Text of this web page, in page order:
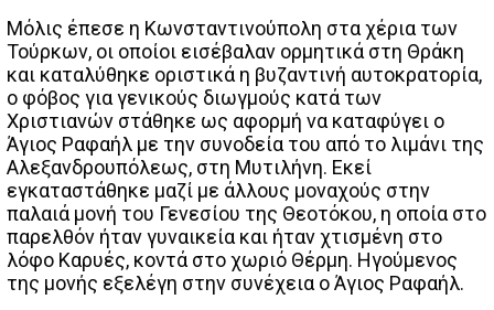
Μόλις έπεσε η Κωνσταντινούπολη στα χέρια των
Τούρκων, οι οποίοι εισέβαλαν ορμητικά στη Θράκη
και καταλύθηκε οριστικά η βυζαντινή αυτοκρατορία,
ο φόβος για γενικούς διωγμούς κατά των
Χριστιανών στάθηκε ως αφορμή να καταφύγει ο
Άγιος Ραφαήλ με την συνοδεία του από το λιμάνι της
Αλεξανδρουπόλεως, στη Μυτιλήνη. Εκεί
εγκαταστάθηκε μαζί με άλλους μοναχούς στην
παλαιά μονή του Γενεσίου της Θεοτόκου, η οποία στο
παρελθόν ήταν γυναικεία και ήταν χτισμένη στο
λόφο Καρυές, κοντά στο χωριό Θέρμη. Ηγούμενος
της μονής εξελέγη στην συνέχεια ο Άγιος Ραφαήλ.